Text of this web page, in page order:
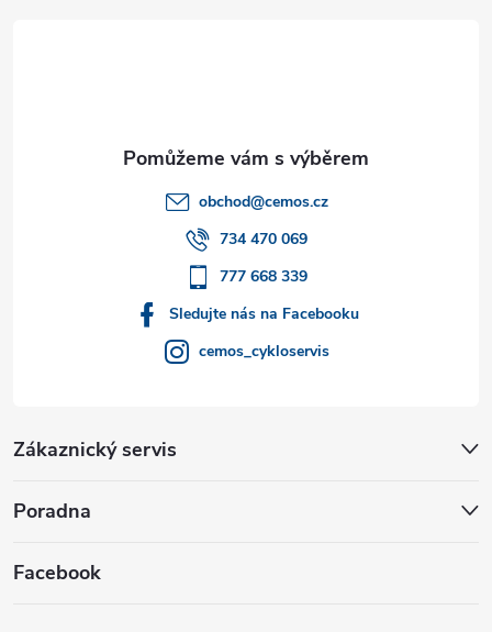
obchod@cemos.cz
734 470 069
777 668 339
Sledujte nás na Facebooku
cemos_cykloservis
Zákaznický servis
Poradna
Facebook